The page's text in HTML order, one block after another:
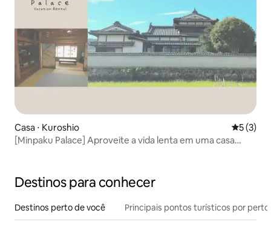
Casa ⋅ Kuroshio 5 de
5 (3)
[Minpaku Palace] Aproveite a vida lenta em uma casa
Destinos para conhecer
Destinos perto de você Principais pontos turísticos por perto